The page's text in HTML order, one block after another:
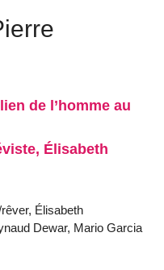
de l’homme au
Élisabeth
Élisabeth
Dewar, Mario Garcia